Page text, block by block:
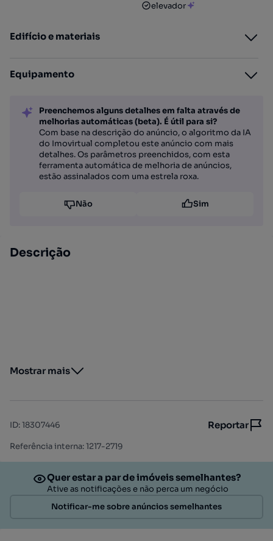
elevador
Edifício e materiais
Equipamento
Preenchemos alguns detalhes em falta através de
melhorias automáticas (beta). É útil para si?
Com base na descrição do anúncio, o algoritmo da IA
do Imovirtual completou este anúncio com mais
detalhes. Os parâmetros preenchidos, com esta
ferramenta automática de melhoria de anúncios,
estão assinalados com uma estrela roxa.
Não Sim
Descrição
Mostrar mais
ID:18307446 Reportar
Referência interna: 1217-2719
Quer estar a par de imóveis semelhantes?
Ative as notificações e não perca um negócio
Notificar-me sobre anúncios semelhantes